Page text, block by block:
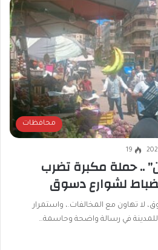
محافظات
19
.. حملة مكبرة تضرب
لشوارع دسوق
لا تهاون مع المخالفات.، واستمرار
للمدينة في رسالة واضحة وحاسمة…